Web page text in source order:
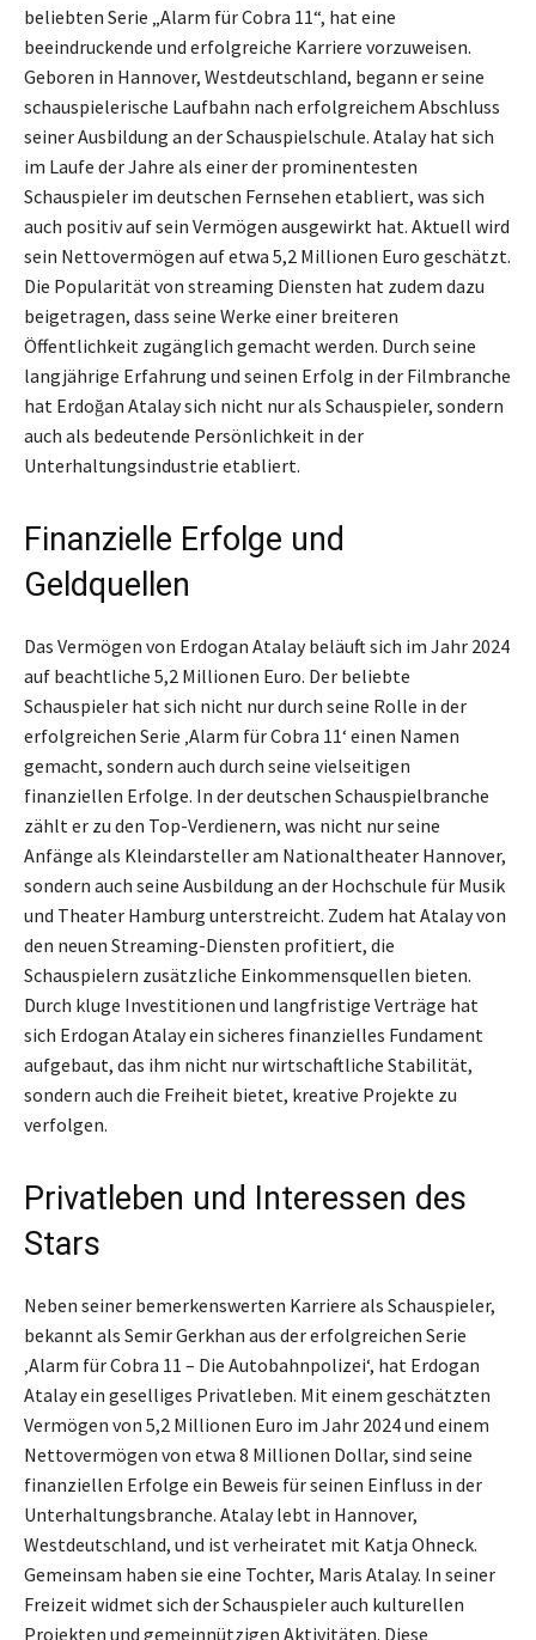
beliebten Serie „Alarm für Cobra 11“, hat eine
beeindruckende und erfolgreiche Karriere vorzuweisen.
Geboren in Hannover, Westdeutschland, begann er seine
schauspielerische Laufbahn nach erfolgreichem Abschluss
seiner Ausbildung an der Schauspielschule. Atalay hat sich
im Laufe der Jahre als einer der prominentesten
Schauspieler im deutschen Fernsehen etabliert, was sich
auch positiv auf sein Vermögen ausgewirkt hat. Aktuell wird
sein Nettovermögen auf etwa 5,2 Millionen Euro geschätzt.
Die Popularität von streaming Diensten hat zudem dazu
beigetragen, dass seine Werke einer breiteren
Öffentlichkeit zugänglich gemacht werden. Durch seine
langjährige Erfahrung und seinen Erfolg in der Filmbranche
hat Erdoğan Atalay sich nicht nur als Schauspieler, sondern
auch als bedeutende Persönlichkeit in der
Unterhaltungsindustrie etabliert.
Finanzielle Erfolge und
Geldquellen
Das Vermögen von Erdogan Atalay beläuft sich im Jahr 2024
auf beachtliche 5,2 Millionen Euro. Der beliebte
Schauspieler hat sich nicht nur durch seine Rolle in der
erfolgreichen Serie ‚Alarm für Cobra 11‘ einen Namen
gemacht, sondern auch durch seine vielseitigen
finanziellen Erfolge. In der deutschen Schauspielbranche
zählt er zu den Top-Verdienern, was nicht nur seine
Anfänge als Kleindarsteller am Nationaltheater Hannover,
sondern auch seine Ausbildung an der Hochschule für Musik
und Theater Hamburg unterstreicht. Zudem hat Atalay von
den neuen Streaming-Diensten profitiert, die
Schauspielern zusätzliche Einkommensquellen bieten.
Durch kluge Investitionen und langfristige Verträge hat
sich Erdogan Atalay ein sicheres finanzielles Fundament
aufgebaut, das ihm nicht nur wirtschaftliche Stabilität,
sondern auch die Freiheit bietet, kreative Projekte zu
verfolgen.
Privatleben und Interessen des
Stars
Neben seiner bemerkenswerten Karriere als Schauspieler,
bekannt als Semir Gerkhan aus der erfolgreichen Serie
‚Alarm für Cobra 11 – Die Autobahnpolizei‘, hat Erdogan
Atalay ein geselliges Privatleben. Mit einem geschätzten
Vermögen von 5,2 Millionen Euro im Jahr 2024 und einem
Nettovermögen von etwa 8 Millionen Dollar, sind seine
finanziellen Erfolge ein Beweis für seinen Einfluss in der
Unterhaltungsbranche. Atalay lebt in Hannover,
Westdeutschland, und ist verheiratet mit Katja Ohneck.
Gemeinsam haben sie eine Tochter, Maris Atalay. In seiner
Freizeit widmet sich der Schauspieler auch kulturellen
Projekten und gemeinnützigen Aktivitäten. Diese